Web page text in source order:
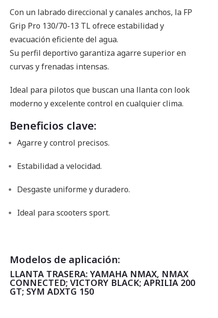
Con un labrado direccional y canales anchos, la FP
Grip Pro 130/70-13 TL ofrece estabilidad y
evacuación eficiente del agua.
Su perfil deportivo garantiza agarre superior en
curvas y frenadas intensas.
Ideal para pilotos que buscan una llanta con look
moderno y excelente control en cualquier clima.
Beneficios clave:
Agarre y control precisos.
Estabilidad a velocidad.
Desgaste uniforme y duradero.
Ideal para scooters sport.
Modelos de aplicación:
LLANTA TRASERA: YAMAHA NMAX, NMAX
CONNECTED; VICTORY BLACK; APRILIA 200
GT; SYM ADXTG 150